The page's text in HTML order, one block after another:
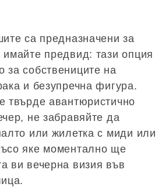
са предназначени за
предвид: тази опция
собствениците на
и безупречна фигура.
твърде авантюристично
не забравяйте да
или жилетка с миди или
яке моментално ще
ви вечерна визия във